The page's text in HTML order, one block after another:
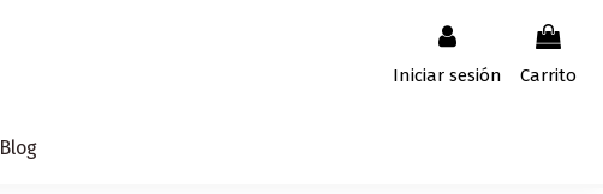
Iniciar sesión Carrito
Blog